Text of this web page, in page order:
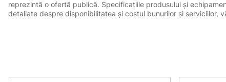
reprezintă o ofertă publică. Specificațiile produsului și
detaliate despre disponibilitatea și costul bunurilor și serviciilor,